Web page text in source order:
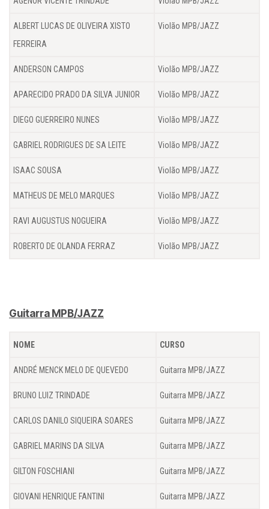
ALBERT LUCAS DE OLIVEIRA XISTO
FERREIRA
Violão MPB/JAZZ
ANDERSON CAMPOS Violão MPB/JAZZ
APARECIDO PRADO DA SILVA JUNIOR Violão MPB/JAZZ
DIEGO GUERREIRO NUNES Violão MPB/JAZZ
GABRIEL RODRIGUES DE SA LEITE Violão MPB/JAZZ
ISAAC SOUSA Violão MPB/JAZZ
MATHEUS DE MELO MARQUES Violão MPB/JAZZ
RAVI AUGUSTUS NOGUEIRA Violão MPB/JAZZ
ROBERTO DE OLANDA FERRAZ Violão MPB/JAZZ
Guitarra MPB/JAZZ
NOME CURSO
ANDRÉ MENCK MELO DE QUEVEDO Guitarra MPB/JAZZ
BRUNO LUIZ TRINDADE Guitarra MPB/JAZZ
CARLOS DANILO SIQUEIRA SOARES Guitarra MPB/JAZZ
GABRIEL MARINS DA SILVA Guitarra MPB/JAZZ
GILTON FOSCHIANI Guitarra MPB/JAZZ
GIOVANI HENRIQUE FANTINI Guitarra MPB/JAZZ